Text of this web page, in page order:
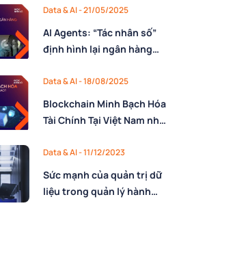
Data & AI - 21/05/2025
AI Agents: “Tác nhân số”
định hình lại ngân hàng
Data & AI - 18/08/2025
Blockchain Minh Bạch Hóa
Tài Chính Tại Việt Nam như
Data & AI - 11/12/2023
Sức mạnh của quản trị dữ
liệu trong quản lý hành